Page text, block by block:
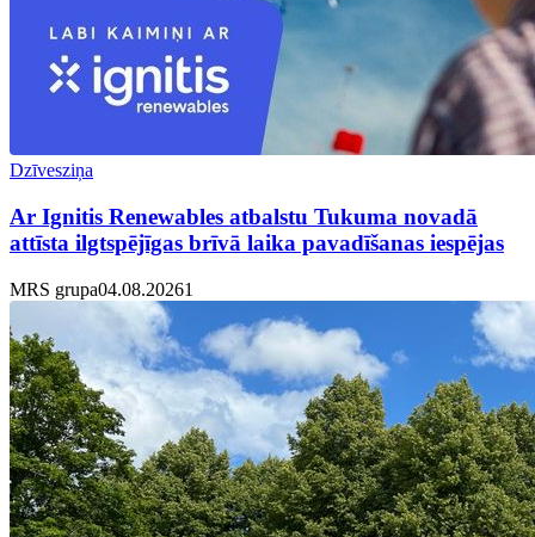
Dzīvesziņa
Ar Ignitis Renewables atbalstu Tukuma novadā
attīsta ilgtspējīgas brīvā laika pavadīšanas iespējas
MRS grupa04.08.20261